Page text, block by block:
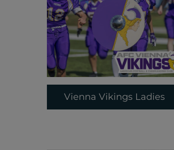
Vienna Vikings Ladies